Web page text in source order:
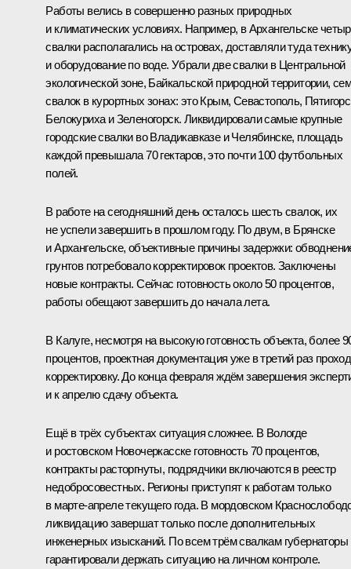
Работы велись в совершенно разных природных
и климатических условиях. Например, в Архангельске
свалки располагались на островах, доставляли туда
и оборудование по воде. Убрали две свалки в Центральной
экологической зоне, Байкальской природной территории,
свалок в курортных зонах: это Крым, Севастополь,
Белокуриха и Зеленогорск. Ликвидировали самые крупные
городские свалки во Владикавказе и Челябинске, площадь
каждой превышала 70 гектаров, это почти 100 футбольных
полей.
В работе на сегодняшний день осталось шесть свалок, их
не успели завершить в прошлом году. По двум, в Брянске
и Архангельске, объективные причины задержки:
грунтов потребовало корректировок проектов. Заключены
новые контракты. Сейчас готовность около 50 процентов,
работы обещают завершить до начала лета.
В Калуге, несмотря на высокую готовность объекта, более
процентов, проектная документация уже в третий раз
корректировку. До конца февраля ждём завершения
и к апрелю сдачу объекта.
Ещё в трёх субъектах ситуация сложнее. В Вологде
и ростовском Новочеркасске готовность 70 процентов,
контракты расторгнуты, подрядчики включаются в реестр
недобросовестных. Регионы приступят к работам только
в марте-апреле текущего года. В мордовском
ликвидацию завершат только после дополнительных
инженерных изысканий. По всем трём свалкам губернаторы
гарантировали держать ситуацию на личном контроле.